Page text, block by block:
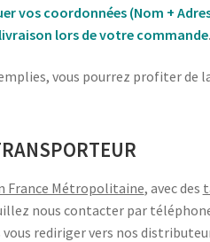
vos coordonnées (Nom +
lors de votre commande.
vous pourrez profiter de
France Métropolitaine, avec des
nous contacter par
rediriger vers nos